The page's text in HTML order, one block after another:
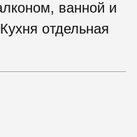
ванной и
отдельная